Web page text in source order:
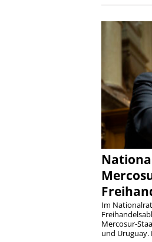
Im
Mercosur-
und Uruguay.